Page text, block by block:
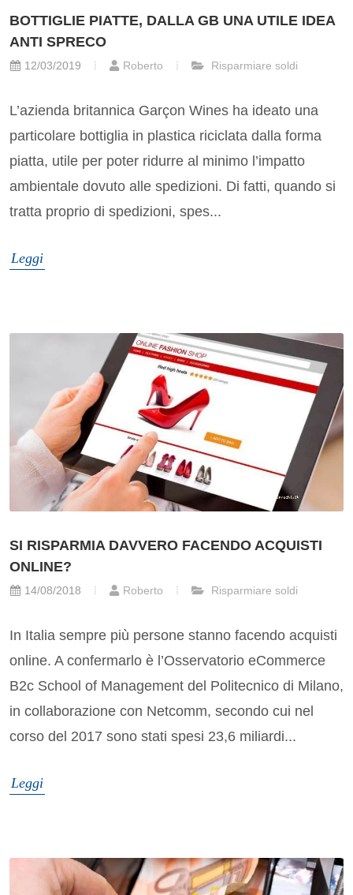
BOTTIGLIE PIATTE, DALLA GB UNA UTILE IDEA
ANTI SPRECO
12/03/2019 Roberto Risparmiare soldi
L’azienda britannica Garçon Wines ha ideato una
particolare bottiglia in plastica riciclata dalla forma
piatta, utile per poter ridurre al minimo l’impatto
ambientale dovuto alle spedizioni. Di fatti, quando si
tratta proprio di spedizioni, spes...
Leggi
SI RISPARMIA DAVVERO FACENDO ACQUISTI
ONLINE?
14/08/2018 Roberto Risparmiare soldi
In Italia sempre più persone stanno facendo acquisti
online. A confermarlo è l’Osservatorio eCommerce
B2c School of Management del Politecnico di Milano,
in collaborazione con Netcomm, secondo cui nel
corso del 2017 sono stati spesi 23,6 miliardi...
Leggi